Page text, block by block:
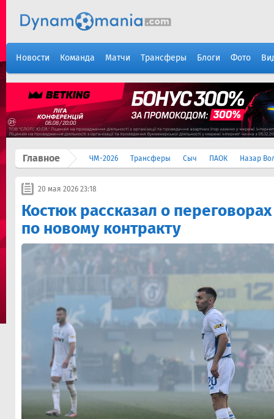
Новости Команда Матчи Трансферы Блоги Фото
Главное ЧМ-2026 Трансферы Сыч ПАОК Назар
20 мая 2026 23:18
Костюк рассказал о
по новому контракту